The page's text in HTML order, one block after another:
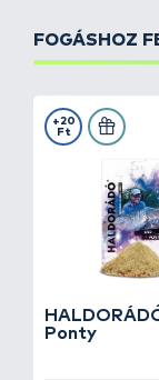
FOGÁSHOZ
Ponty
+20
Ft